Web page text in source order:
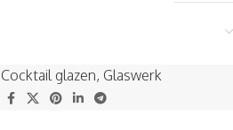
Cocktail glazen, Glaswerk